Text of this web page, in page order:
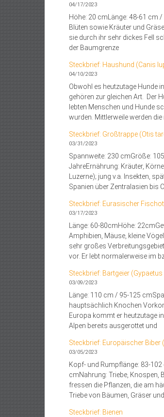
04/17/2023
Höhe: 20 cmLänge: 48-61 cm
Blüten sowie Kräuter und
sie durch ihr sehr dickes Fell
der Baumgrenze
Steckbrief: Haushund (Canis
04/10/2023
Obwohl es heutzutage Hunde
gehören zur gleichen Art. Der
lebten Menschen und Hunde
wurden. Mittlerweile werden
Steckbrief: Großtrappe (Otis
03/31/2023
Spannweite: 230 cmGröße:
JahreErnährung: Kräuter,
Luzerne); jung v.a. Insekten,
Spanien über Zentralasien bis
Steckbrief: Eurasischer
03/17/2023
Länge: 60-80cmHöhe:
Amphibien, Mäuse, kleine
sehr großes
vor. Er lebt normalerweise im
Steckbrief: Bartgeier
03/09/2023
Länge: 110 cm / 95-125
hauptsächlich Knochen
Europa kommt er heutzutage
Alpen bereits ausgerottet und
Steckbrief: Europäischer Biber
03/05/2023
Kopf- und Rumpflänge: 83-
cmNahrung: Triebe, Knospen,
fressen die Pflanzen, die am
Triebe von Bäumen, Gräser
Steckbrief: Bienen